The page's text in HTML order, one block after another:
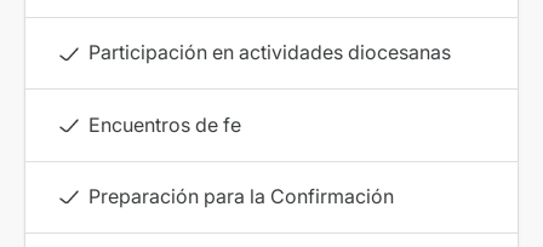
Participación en actividades diocesanas
Encuentros de fe
Preparación para la Confirmación